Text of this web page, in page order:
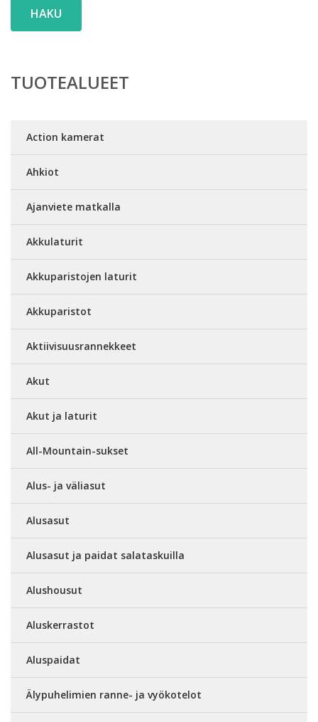
HAKU
TUOTEALUEET
Action kamerat
Ahkiot
Ajanviete matkalla
Akkulaturit
Akkuparistojen laturit
Akkuparistot
Aktiivisuusrannekkeet
Akut
Akut ja laturit
All-Mountain-sukset
Alus- ja väliasut
Alusasut
Alusasut ja paidat salataskuilla
Alushousut
Aluskerrastot
Aluspaidat
Älypuhelimien ranne- ja vyökotelot